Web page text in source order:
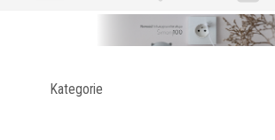
Kategorie